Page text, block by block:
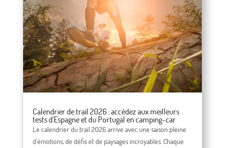
Calendrier de trail 2026 : accédez aux meilleurs
tests d'Espagne et du Portugal en camping-car
Le calendrier du trail 2026 arrive avec une saison pleine
d'émotions, de défis et de paysages incroyables. Chaque